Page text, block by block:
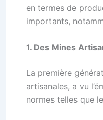
en termes de
importants,
1. Des Mines
La première
artisanales, a vu
normes telles que